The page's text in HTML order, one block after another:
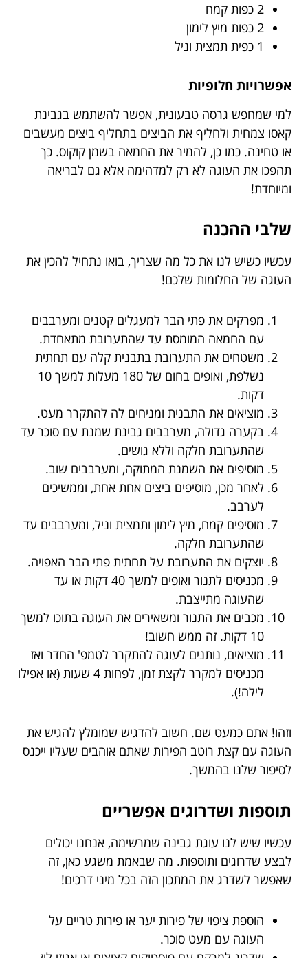
2 כפות קמח
2 כפות מיץ לימון
1 כפית תמצית וניל
אפשרויות חלופיות
למי שמחפש גרסה טבעונית, אפשר להשתמש בגבינת
קאסו צמחית ולחליף את הביצים בתחליף ביצים מעשבים
או טחינה. כמו כן, להמיר את החמאה בשמן קוקוס. כך
תהפכו את העוגה לא רק למדהימה אלא גם לבריאה
ומיוחדת!
שלבי ההכנה
עכשיו כשיש לנו את כל מה שצריך, בואו נתחיל להכין את
העוגה של החלומות שלכם!
מפרקים את פתי הבר למעגלים קטנים ומערבבים
עם החמאה המומסת עד שהתערובת מתאחדת.
משטחים את התערובת בתבנית קלה עם תחתית
נשלפת, ואופים בחום של 180 מעלות למשך 10
דקות.
מוציאים את התבנית ומניחים לה להתקרר מעט.
בקערה גדולה, מערבבים גבינת שמנת עם סוכר עד
שהתערובת חלקה וללא גושים.
מוסיפים את השמנת המתוקה, ומערבבים שוב.
לאחר מכן, מוסיפים ביצים אחת אחת, וממשיכים
לערבב.
מוסיפים קמח, מיץ לימון ותמצית וניל, ומערבבים עד
שהתערובת חלקה.
יוצקים את התערובת על תחתית פתי הבר האפויה.
מכניסים לתנור ואופים למשך 40 דקות או עד
שהעוגה מתייצבת.
מכבים את התנור ומשאירים את העוגה בתוכו למשך
10 דקות. זה ממש חשוב!
מוציאים, נותנים לעוגה להתקרר לטמפ' החדר ואז
מכניסים למקרר לקצת זמן, לפחות 4 שעות (או אפילו
לילה!).
וזהו! אתם כמעט שם. חשוב להדגיש שמומלץ להגיש את
העוגה עם קצת רוטב הפירות שאתם אוהבים שעליו ייכנס
לסיפור שלנו בהמשך.
תוספות ושדרוגים אפשריים
עכשיו שיש לנו עוגת גבינה שמרשימה, אנחנו יכולים
לבצע שדרוגים ותוספות. מה שבאמת משגע כאן, זה
שאפשר לשדרג את המתכון הזה בכל מיני דרכים!
הוספת ציפוי של פירות יער או פירות טריים על
העוגה עם מעט סוכר.